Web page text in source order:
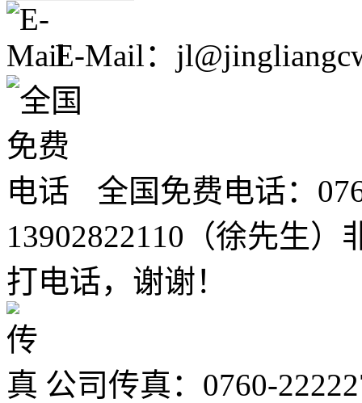
E-Mail：
全国免费电话：
13902822110（徐先生
打电话，谢谢！
公司传真：0760-